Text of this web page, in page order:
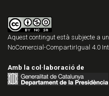
Aquest contingut està subjecte a
NoComercial-CompartirIgual 4.0
Amb la col·laboració de